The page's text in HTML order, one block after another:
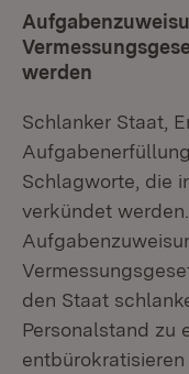
werden
Schlanker Staat,
Schlagworte, die
verkündet
den Staat
Personalstand zu
entbürokratisieren